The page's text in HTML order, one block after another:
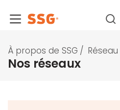
À propos de SSG / Réseau
Nos réseaux